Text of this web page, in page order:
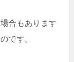
合もあります
です。